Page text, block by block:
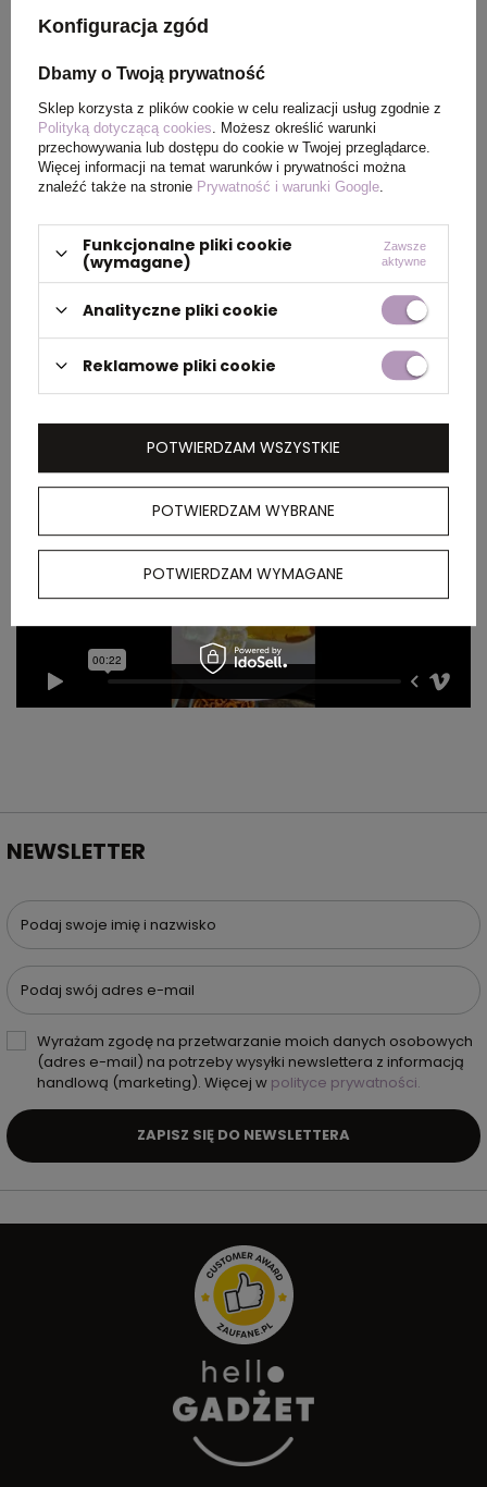
Wymiary
kartonu
zewnętrznego
51,3 x 48,2 x 47,5 cm
OPIS
Głośnik bezprzewodowy z funkcją wiaderka do
lodu, zmieniające kolor światła w podstawie,
bateria 1200 mAh
NEWSLETTER
Podaj swoje imię i nazwisko
Podaj swój adres e-mail
Wyrażam zgodę na przetwarzanie moich danych osobowych
(adres e-mail) na potrzeby wysyłki newslettera z informacją
handlową (marketing). Więcej w polityce prywatności.
ZAPISZ SIĘ DO NEWSLETTERA
Konfiguracja zgód
Dbamy o Twoją prywatność
Sklep korzysta z plików cookie w celu realizacji usług zgodnie z
Polityką dotyczącą cookies . Możesz określić warunki
przechowywania lub dostępu do cookie w Twojej przeglądarce.
Więcej informacji na temat warunków i prywatności można
znaleźć także na stronie Prywatność i warunki Google
Funkcjonalne pliki cookie
(wymagane)
Zawsze
aktywne
Analityczne pliki cookie
Reklamowe pliki cookie
POTWIERDZAM WYBRANE
POTWIERDZAM WYMAGANE
POTWIERDZAM WSZYSTKIE